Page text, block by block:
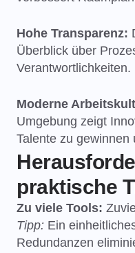
Hohe Transparenz:
Überblick über
Verantwortlichkeiten.
Moderne
Umgebung zeigt
Talente zu gewinnen
praktische
Zu viele Tools:
Tipp: Ein
Redundanzen